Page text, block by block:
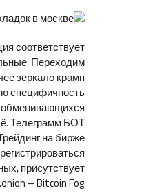
соответствует
Переходим
зеркало крамп
специфичность
обменивающихся
Телеграмм БОТ
на бирже
присутствует
– Bitcoin Fog